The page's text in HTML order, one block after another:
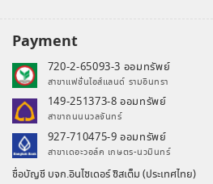
Payment
720-2-65093-3 ออมทรัพย์
สาขาแฟชั่นไอส์แลนด์ รามอินทรา
149-251373-8 ออมทรัพย์
สาขาถนนนวลจันทร์
927-710475-9 ออมทรัพย์
สาขาเดอะวอล์ค เกษตร-นวมินทร์
ชื่อบัญชี บจก.อินไซเดอร์ ซิสเต็ม (ประเทศไทย)